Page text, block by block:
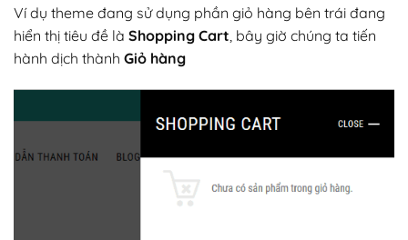
Ví dụ theme đang sử dụng phần giỏ hàng bên trái đang
hiển thị tiêu đề là Shopping Cart , bây giờ chúng ta tiến
hành dịch thành Giỏ hàng